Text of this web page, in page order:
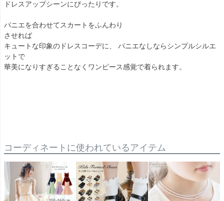
ドレスアップシーンにぴったりです。
パニエを合わせてスカートをふんわり
させれば
キュートな印象のドレスコーデに、 パニエなしならシンプルシルエ
ットで
華美になりすぎることなくワンピース感覚で着られます。
コーディネートに使われているアイテム